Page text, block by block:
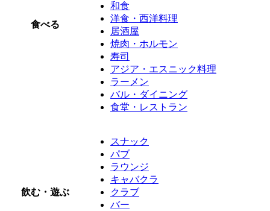
食べる
和食
洋食・西洋料理
居酒屋
焼肉・ホルモン
寿司
アジア・エスニック料理
ラーメン
バル・ダイニング
食堂・レストラン
飲む・遊ぶ
スナック
パブ
ラウンジ
キャバクラ
クラブ
バー